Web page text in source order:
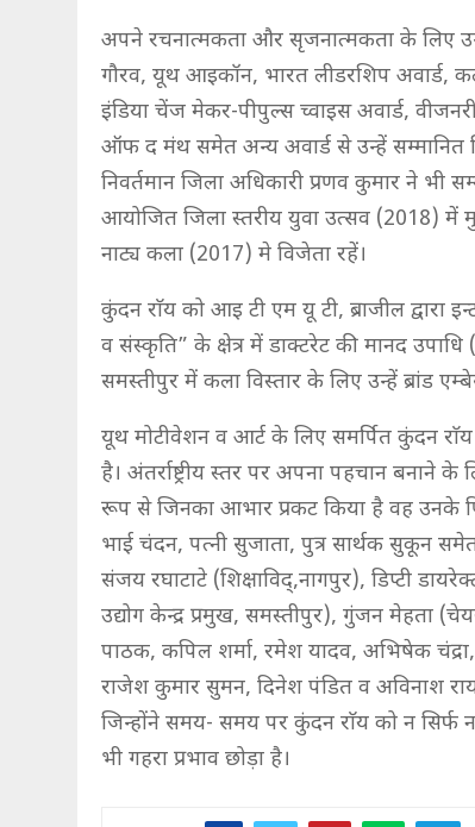
अपने रचनात्मकता और सृजनात्मकता के लिए
गौरव, यूथ आइकॉन, भारत लीडरशिप अवार्ड,
इंडिया चेंज मेकर-पीपुल्स च्वाइस अवार्ड,
ऑफ द मंथ समेत अन्य अवार्ड से उन्हें सम्मानित
निवर्तमान जिला अधिकारी प्रणव कुमार ने भी
आयोजित जिला स्तरीय युवा उत्सव (2018) में
नाट्य कला (2017) मे विजेता रहें।
कुंदन राॅय को आइ टी एम यू टी, ब्राजील
व संस्कृति” के क्षेत्र में डाक्टरेट की मानद
समस्तीपुर में कला विस्तार के लिए उन्हें ब्रांड
यूथ मोटीवेशन व आर्ट के लिए समर्पित कुंदन
है। अंतर्राष्ट्रीय स्तर पर अपना पहचान
रूप से जिनका आभार प्रकट किया है वह उनके
भाई चंदन, पत्नी सुजाता, पुत्र सार्थक सुकून
संजय रघाटाटे (शिक्षाविद्,नागपुर), डिप्टी
उद्योग केन्द्र प्रमुख, समस्तीपुर), गुंजन
पाठक, कपिल शर्मा, रमेश यादव, अभिषेक चंद्रा,
राजेश कुमार सुमन, दिनेश पंडित व अविनाश
जिन्होंने समय- समय पर कुंदन राॅय को न सिर्फ
भी गहरा प्रभाव छोड़ा है।